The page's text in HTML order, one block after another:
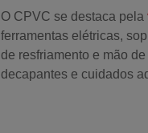
O CPVC se destaca pela
ferramentas elétricas,
de resfriamento e mão
decapantes e cuidados